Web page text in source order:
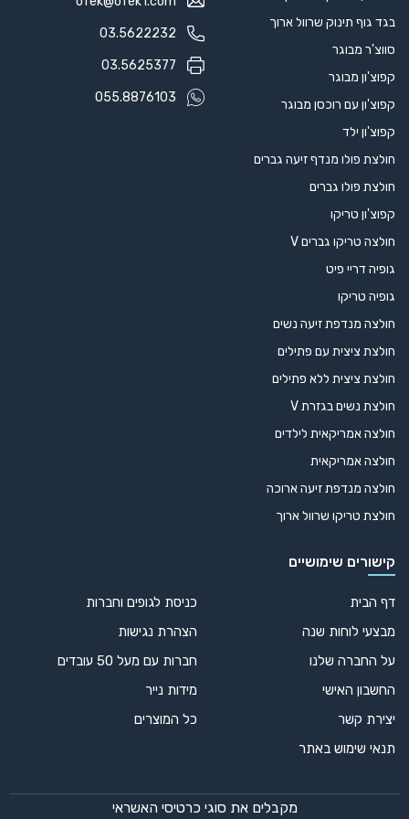
בגד גוף תינוק שרוול ארוך
סווצ'ר מבוגר
קפוצ'ון מבוגר
קפוצ'ון עם רוכסן מבוגר
קפוצ'ון ילד
חולצת פולו מנדף זיעה גברים
חולצת פולו גברים
קפוצ'ון טריקו
חולצה טריקו גברים V
גופיה דריי פיט
גופיה טריקו
חולצה מנדפת זיעה נשים
חולצת ציצית עם פתילים
חולצת ציצית ללא פתילים
חולצת נשים בגזרת V
חולצה אמריקאית לילדים
חולצה אמריקאית
חולצה מנדפת זיעה ארוכה
חולצת טריקו שרוול ארוך
קישורים שימושיים
דף הבית
מבצעי לוחות שנה
על החברה שלנו
החשבון האישי
יצירת קשר
תנאי שימוש באתר
כניסת לגופים וחברות
הצהרת נגישות
חברות עם מעל 50 עובדים
מידות נייר
כל המוצרים
03.5622232
03.5625377
055.8876103
מקבלים את סוגי כרטיסי האשראי